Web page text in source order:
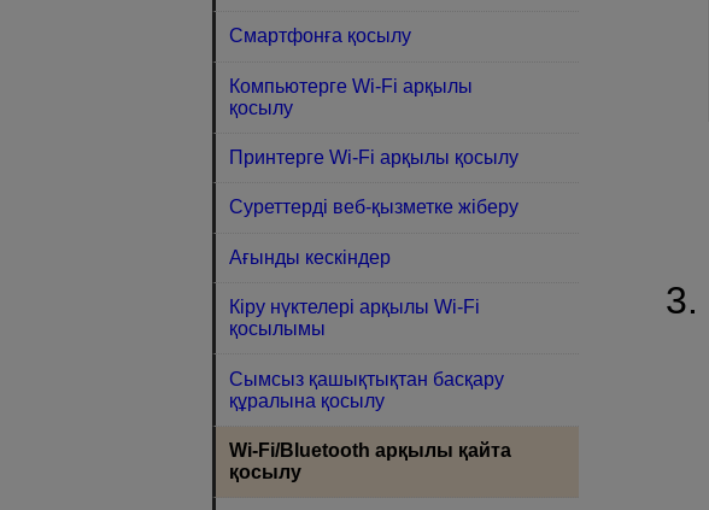
Смартфонға қосылу
Компьютерге Wi-Fi арқылы
қосылу
Принтерге Wi-Fi арқылы қосылу
Суреттерді веб-қызметке жіберу
Ағынды кескіндер
Кіру нүктелері арқылы Wi-Fi
қосылымы
Сымсыз қашықтықтан басқару
құралына қосылу
Wi-Fi/Bluetooth арқылы қайта
қосылу